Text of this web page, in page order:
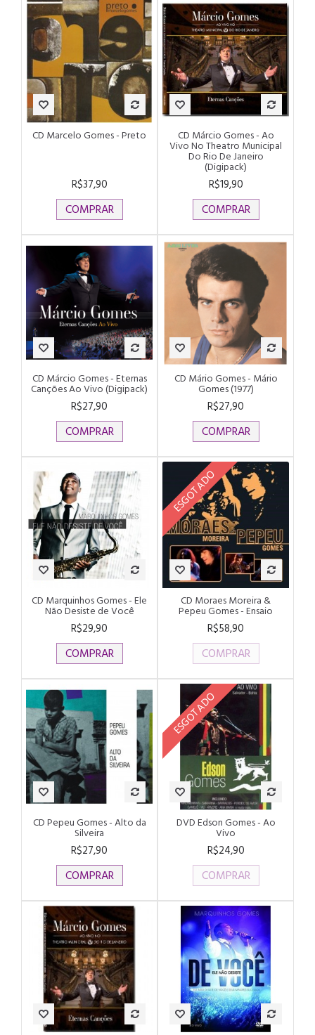
CD Marcelo Gomes - Preto
R$37,90
COMPRAR
CD Márcio Gomes - Ao
Vivo No Theatro Municipal
Do Rio De Janeiro
(Digipack)
R$19,90
COMPRAR
CD Márcio Gomes - Eternas
Canções Ao Vivo (Digipack)
R$27,90
COMPRAR
CD Mário Gomes - Mário
Gomes (1977)
R$27,90
COMPRAR
CD Marquinhos Gomes - Ele
Não Desiste de Você
R$29,90
COMPRAR
ESGOTADO
CD Moraes Moreira &
Pepeu Gomes - Ensaio
R$58,90
COMPRAR
CD Pepeu Gomes - Alto da
Silveira
R$27,90
COMPRAR
ESGOTADO
DVD Edson Gomes - Ao
Vivo
R$24,90
COMPRAR